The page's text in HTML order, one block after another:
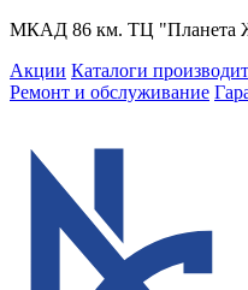
МКАД 86 км. ТЦ "Планета
Акции Каталоги
Ремонт и обслуживание